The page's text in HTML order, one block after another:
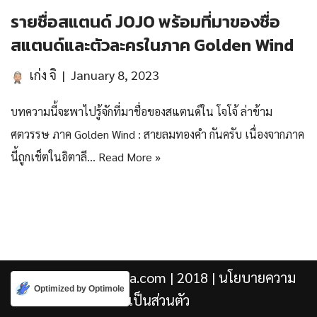
รายชื่อสแตนด์ JOJO พร้อมที่มาของชื่อ
สแตนด์และตัวละครในภาค Golden Wind
เก่ง จิ January 8, 2023
บทความนี้จะพาไปรู้จักที่มาชื่อของสแตนด์ใน โจโจ้ ล่าข้าม
ศตวรรษ ภาค Golden Wind : สายลมทองคำ กันครับ เนื่องจากภาค
นี้ถูกเช็ตในอิตาลี… Read More »
Kengji.co & Punjira.com | 2018 | นโยบายความ
เป็นส่วนตัว
Optimized by Optimole